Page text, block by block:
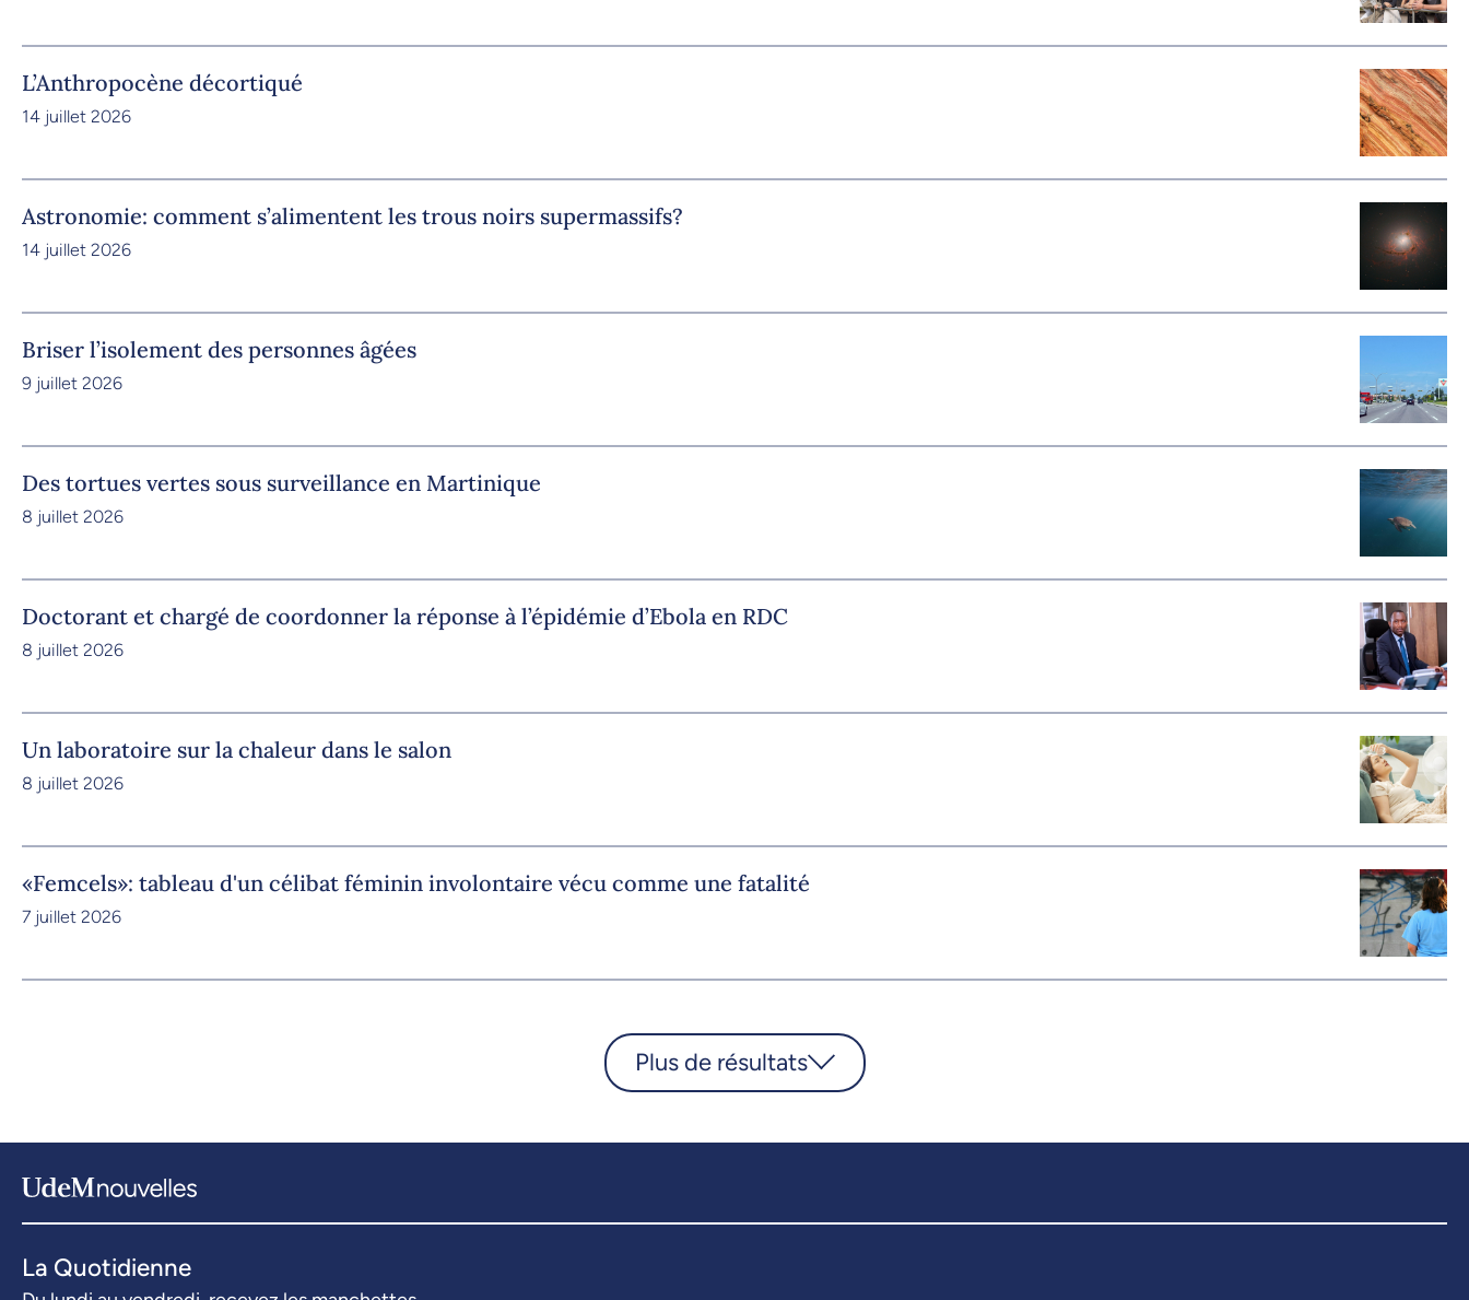
L’Anthropocène décortiqué
14 juillet 2026
Astronomie: comment s’alimentent les trous noirs supermassifs?
14 juillet 2026
Briser l’isolement des personnes âgées
9 juillet 2026
Des tortues vertes sous surveillance en Martinique
8 juillet 2026
Doctorant et chargé de coordonner la réponse à l’épidémie d’Ebola en RDC
8 juillet 2026
Un laboratoire sur la chaleur dans le salon
8 juillet 2026
«Femcels»: tableau d'un célibat féminin involontaire vécu comme une fatalité
7 juillet 2026
Plus de résultats
La Quotidienne